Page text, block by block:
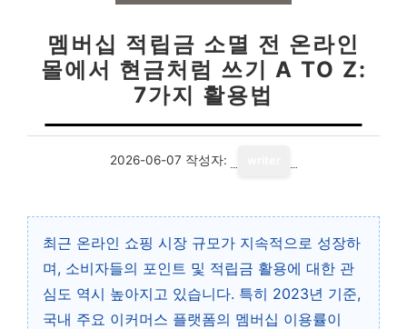
멤버십 적립금 소멸 전 온라인
몰에서 현금처럼 쓰기 A TO Z:
7가지 활용법
2026-06-07 작성자:
최근 온라인 쇼핑 시장 규모가 지속적으로 성장하
며, 소비자들의 포인트 및 적립금 활용에 대한 관
심도 역시 높아지고 있습니다. 특히 2023년 기준,
국내 주요 이커머스 플랫폼의 멤버십 이용률이